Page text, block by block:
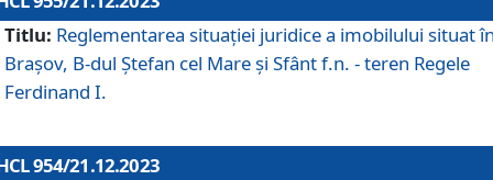
Titlu: Reglementarea situației juridice a imobilului situat
Brașov, B-dul Ștefan cel Mare și Sfânt f.n. - teren Regele
Ferdinand I.
954/21.12.2023